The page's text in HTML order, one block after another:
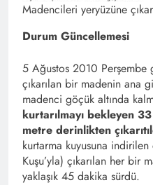
Madencileri yeryüzüne
Durum Güncellemesi
5 Ağustos 2010 Perşembe
çıkarılan bir madenin ana
madenci göçük altında
kurtarılmayı bekleyen
metre derinlikten
kurtarma kuyusuna
Kuşu’yla) çıkarılan her bir
yaklaşık 45 dakika sürdü.